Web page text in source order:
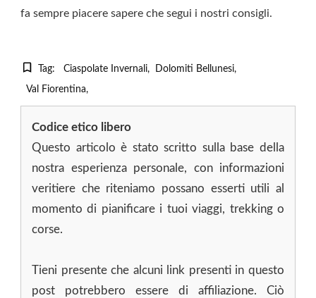
fa sempre piacere sapere che segui i nostri consigli.
Tag: Ciaspolate Invernali Dolomiti Bellunesi
Val Fiorentina
Codice etico libero
Questo articolo è stato scritto sulla base della
nostra esperienza personale, con informazioni
veritiere che riteniamo possano esserti utili al
momento di pianificare i tuoi viaggi, trekking o
corse.
Tieni presente che alcuni link presenti in questo
post potrebbero essere di affiliazione. Ciò